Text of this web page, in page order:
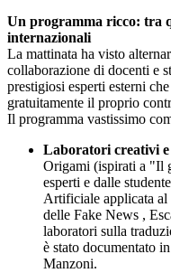
Un programma ricco: tra
internazionali
La mattinata ha visto
collaborazione di docenti e
prestigiosi esperti esterni
gratuitamente il proprio
Il programma vastissimo
Laboratori creativi
Origami (ispirati a "Il
esperti e dalle
Artificiale applicata al
delle Fake News ,
laboratori sulla
è stato documentato
Manzoni.